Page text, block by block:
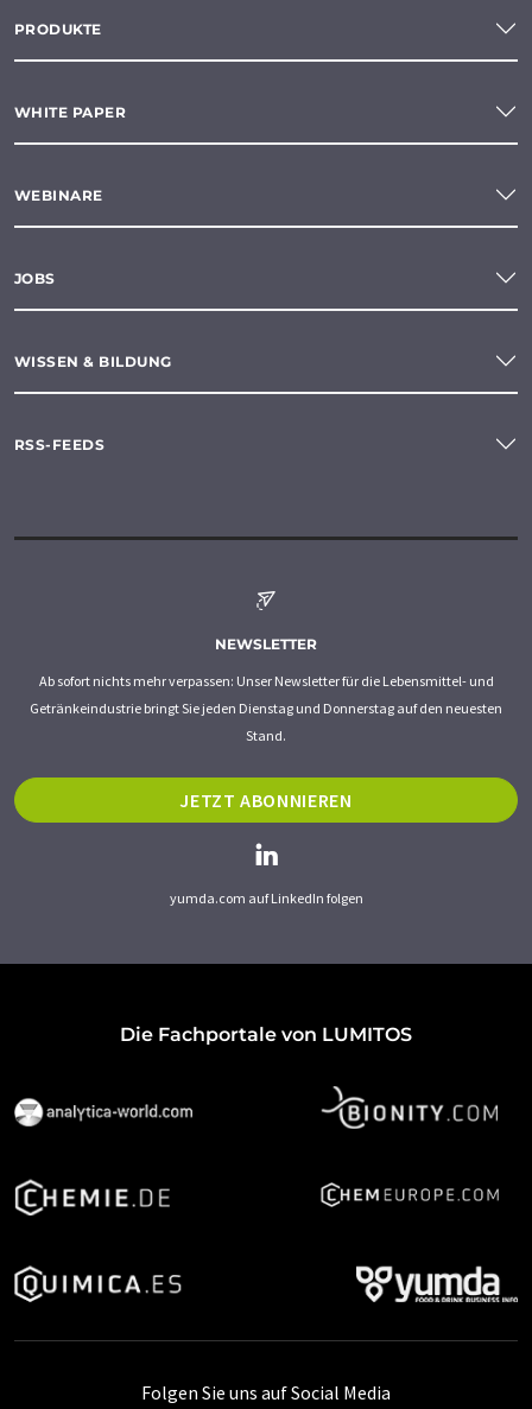
PRODUKTE
WHITE PAPER
WEBINARE
JOBS
WISSEN & BILDUNG
RSS-FEEDS
NEWSLETTER
Ab sofort nichts mehr verpassen: Unser Newsletter für die Lebensmittel- und
Getränkeindustrie bringt Sie jeden Dienstag und Donnerstag auf den neuesten
Stand.
JETZT ABONNIEREN
yumda.com auf LinkedIn folgen
Die Fachportale von LUMITOS
Folgen Sie uns auf Social Media